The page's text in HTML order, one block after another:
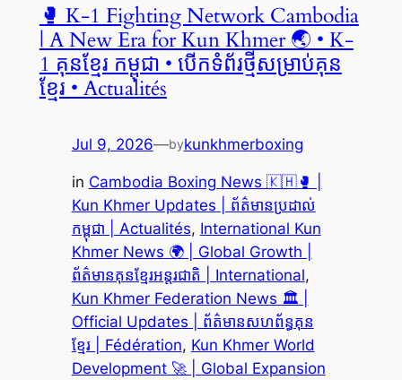
🥊 K-1 Fighting Network Cambodia
| A New Era for Kun Khmer 🌏 • K-
1 គុនខ្មែរ កម្ពុជា • បើកទំព័រថ្មីសម្រាប់គុន
ខ្មែរ • Actualités
Jul 9, 2026—bykunkhmerboxing
in Cambodia Boxing News 🇰🇭🥊 |
Kun Khmer Updates | ព័ត៌មានប្រដាល់
កម្ពុជា | Actualités, International Kun
Khmer News 🌍 | Global Growth |
ព័ត៌មានគុនខ្មែរអន្តរជាតិ | International
Kun Khmer Federation News 🏛️ |
Official Updates | ព័ត៌មានសហព័ន្ធគុន
ខ្មែរ | Fédération, Kun Khmer World
Development 🚀 | Global Expansion